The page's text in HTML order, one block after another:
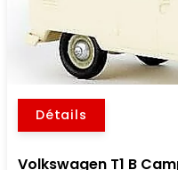
Détails
Volkswagen T1 B